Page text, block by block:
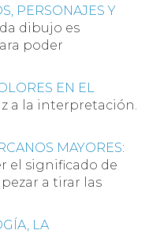
PERSONAJES Y
dibujo es
poder
EN EL
a la interpretación.
MAYORES:
el significado de
a tirar las
LA